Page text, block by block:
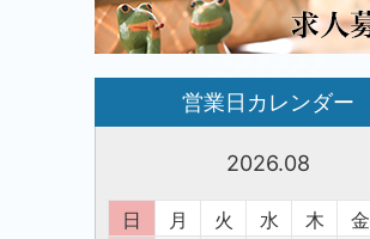
営業日カレンダー
2026.08
日 月 火 水 木 金